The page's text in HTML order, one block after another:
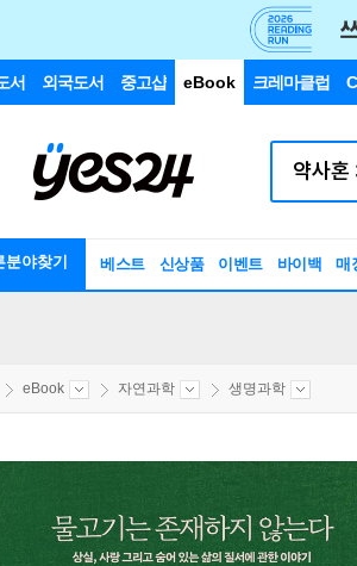
서 외국도서 중고샵 eBook 크레마클럽
분야찾기 베스트 신상품 이벤트 바이백 매
eBook 자연과학 생명과학